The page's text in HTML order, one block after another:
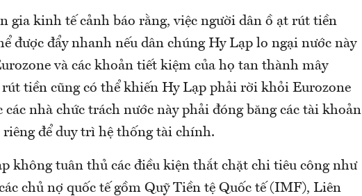
gia kinh tế cảnh báo rằng, việc người dân ồ ạt rút tiền
được đẩy nhanh nếu dân chúng Hy Lạp lo ngại nước này
và các khoản tiết kiệm của họ tan thành mây
tiền cũng có thể khiến Hy Lạp phải rời khỏi Eurozone
các nhà chức trách nước này phải đóng băng các tài khoản
để duy trì hệ thống tài chính.
không tuân thủ các điều kiện thắt chặt chi tiêu công như
chủ nợ quốc tế gồm Quỹ Tiền tệ Quốc tế (IMF), Liên